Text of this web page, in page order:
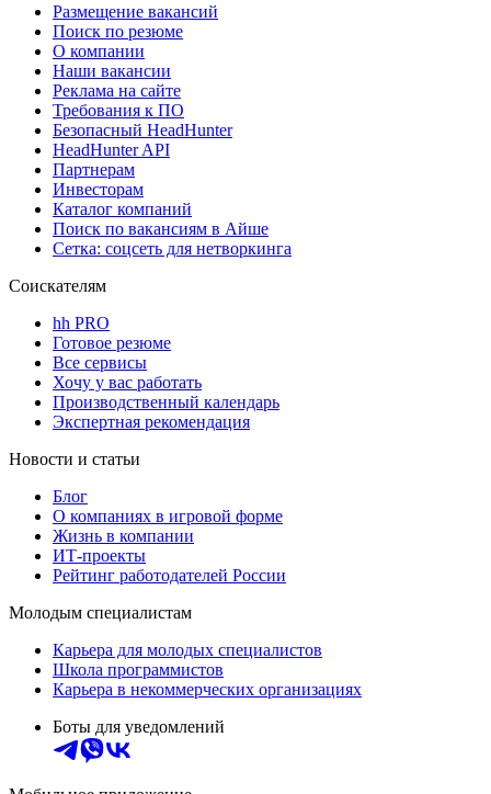
Размещение вакансий
Поиск по резюме
О компании
Наши вакансии
Реклама на сайте
Требования к ПО
Безопасный HeadHunter
HeadHunter API
Партнерам
Инвесторам
Каталог компаний
Поиск по вакансиям в Айше
Сетка: соцсеть для нетворкинга
Соискателям
hh PRO
Готовое резюме
Все сервисы
Хочу у вас работать
Производственный календарь
Экспертная рекомендация
Новости и статьи
Блог
О компаниях в игровой форме
Жизнь в компании
ИТ-проекты
Рейтинг работодателей России
Молодым специалистам
Карьера для молодых специалистов
Школа программистов
Карьера в некоммерческих организациях
Боты для уведомлений